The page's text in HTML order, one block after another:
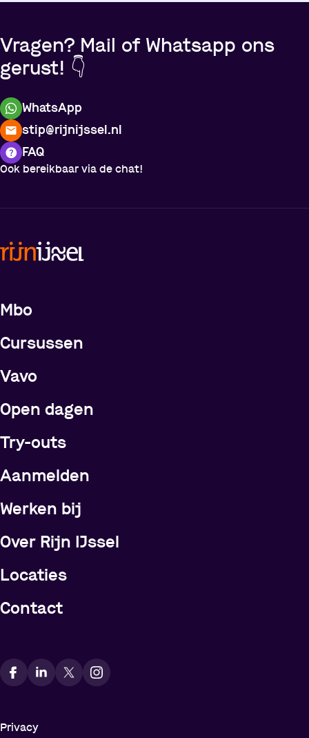
Vragen? Mail of Whatsapp ons
gerust! 👇
WhatsApp
stip@rijnijssel.nl
FAQ
Ook bereikbaar via de chat!
Meer over de opleidingen
Mbo
Cursussen
Vavo
Open dagen
Try-outs
Meer over Rijn IJssel
Aanmelden
Werken bij
Over Rijn IJssel
Locaties
Contact
Vindt ons op social media
Privacy